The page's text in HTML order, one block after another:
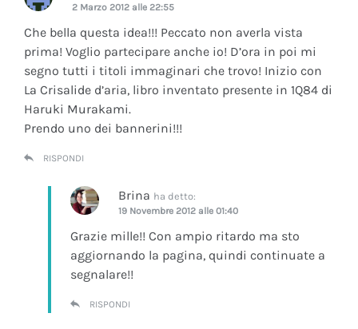
2 Marzo 2012 alle 22:55
Che bella questa idea!!! Peccato non averla vista
prima! Voglio partecipare anche io! D’ora in poi mi
segno tutti i titoli immaginari che trovo! Inizio con
La Crisalide d’aria, libro inventato presente in 1Q84 di
Haruki Murakami.
Prendo uno dei bannerini!!!
RISPONDI
Brina ha detto:
19 Novembre 2012 alle 01:40
Grazie mille!! Con ampio ritardo ma sto
aggiornando la pagina, quindi continuate a
segnalare!!
RISPONDI